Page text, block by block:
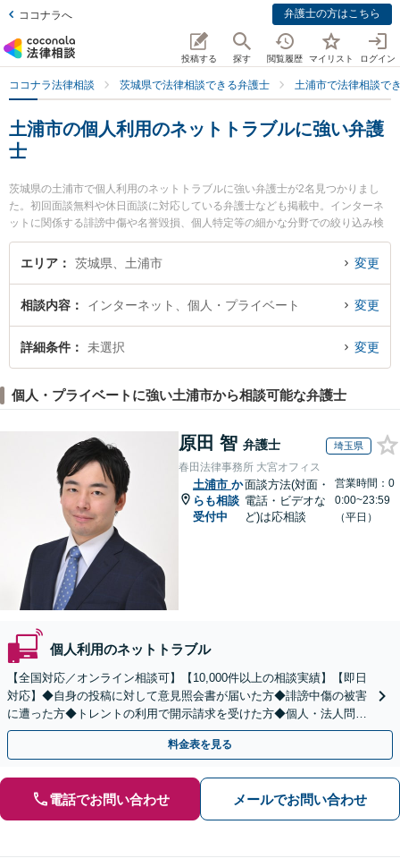
ココナラへ 弁護士の方はこちら
投稿する 探す 閲覧履歴 マイリスト ログイン
ココナラ法律相談 茨城県で法律相談できる弁護士 土浦市で法律相談で
土浦市の個人利用のネットトラブルに強い弁護
士
茨城県の土浦市で個人利用のネットトラブルに強い弁護士が2名見つかりまし
た。初回面談無料や休日面談に対応している弁護士なども掲載中。インターネ
ットに関係する誹謗中傷や名誉毀損、個人特定等の細かな分野での絞り込み検
索もでき便利です。特に土浦篠﨑法律事務所の篠﨑 直樹弁護士や礎法律事務所
の古徳 尚子弁護士のプロフィール情報や弁護士費用、強みなどが注目されてい
の実績豊富な近くの弁護士を検索したい』『初回相談無料で個人利用のネット
トラブルを法律相談できる土浦市内の弁護士に相談予約したい』などでお困り
の相談者さんにおすすめです。
エリア 茨城県、土浦市 変更
相談内容 インターネット、個人・プライベート 変更
詳細条件 未選択 変更
個人・プライベートに強い土浦市から相談可能な弁護士
原田 智 弁護士 埼玉県
春田法律事務所 大宮オフィス
土浦市 か
らも相談
受付中
面談方法(対面・
電話・ビデオな
ど)は応相談
営業時間：0
0:00~23:59
（平日）
個人利用のネットトラブル
【全国対応／オンライン相談可】【10,000件以上の相談実績】【即日
対応】◆自身の投稿に対して意見照会書が届いた方◆誹謗中傷の被害
に遭った方◆トレントの利用で開示請求を受けた方◆個人・法人問わ
ず対応◎【来所不要／LINE相談可】
料金表を見る
電話でお問い合わせ メールでお問い合わせ